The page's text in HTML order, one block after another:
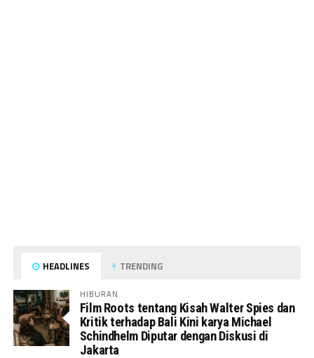
HEADLINES TRENDING
HIBURAN
Film Roots tentang Kisah Walter Spies dan
Kritik terhadap Bali Kini karya Michael
Schindhelm Diputar dengan Diskusi di
Jakarta